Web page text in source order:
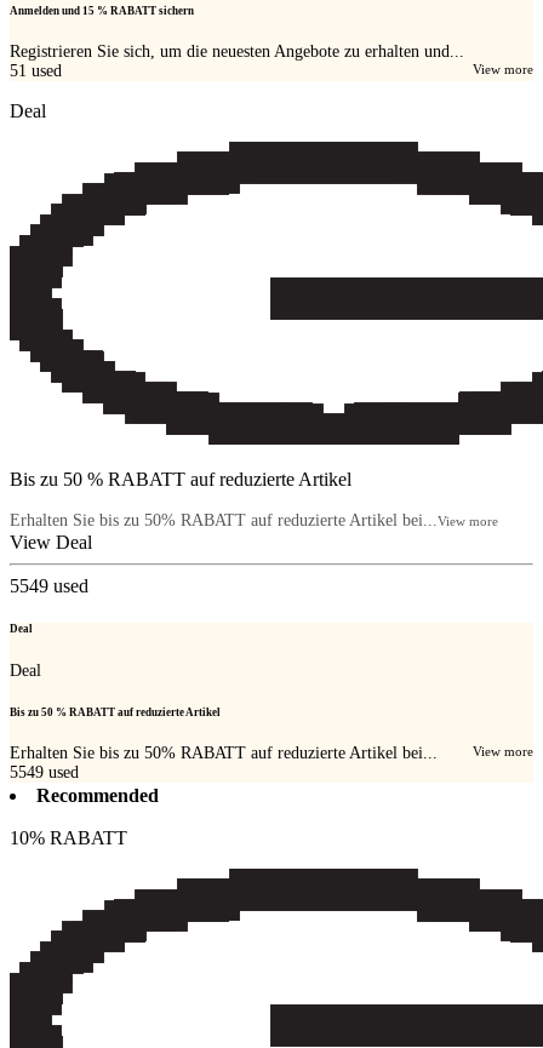
Anmelden und 15 % RABATT sichern
Registrieren Sie sich, um die neuesten Angebote zu erhalten und...
View more
51 used
Deal
Bis zu 50 % RABATT auf reduzierte Artikel
Erhalten Sie bis zu 50% RABATT auf reduzierte Artikel bei...View more
View Deal
5549 used
Deal
Deal
Bis zu 50 % RABATT auf reduzierte Artikel
Erhalten Sie bis zu 50% RABATT auf reduzierte Artikel bei... View more
5549 used
Recommended
10% RABATT